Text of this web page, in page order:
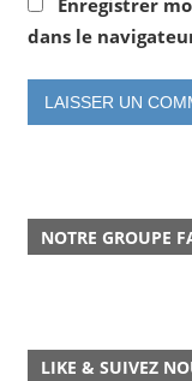
Enregistrer
dans le
NOTRE GROUPE
LIKE & SUIVEZ